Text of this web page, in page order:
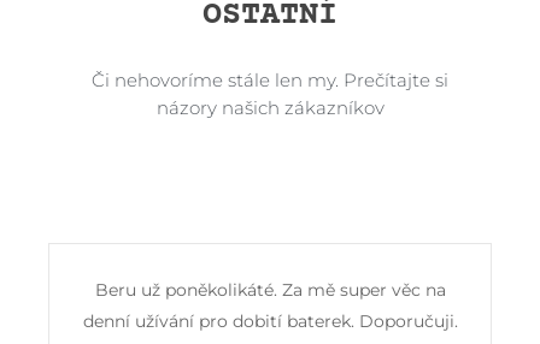
OSTATNÍ
Či nehovoríme stále len my. Prečítajte si
názory našich zákazníkov
Beru už poněkolikáté. Za mě super věc na
denní užívání pro dobití baterek. Doporučuji.